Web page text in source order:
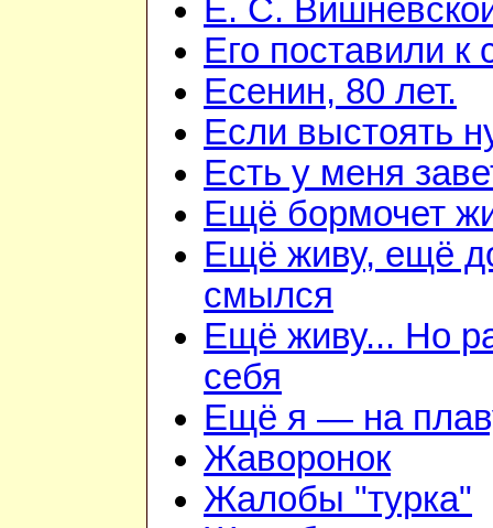
Е. С.
Его поставили к
Есенин, 80 лет.
Если выстоять
Есть у меня
Ещё бормочет
Ещё живу, ещё
смылся
Ещё живу... Но
себя
Ещё я — на
Жаворонок
Жалобы "турка"